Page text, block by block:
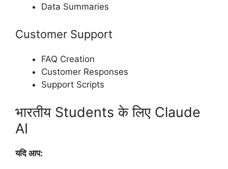
Data Summaries
Customer Support
FAQ Creation
Customer Responses
Support Scripts
भारतीय Students के लिए Claude
AI
यदि आप: